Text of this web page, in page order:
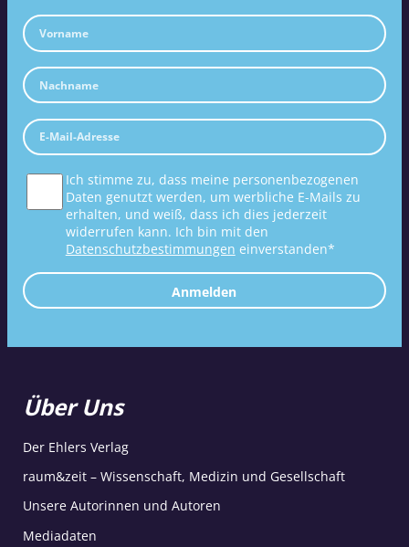
Ich stimme zu, dass meine personenbezogenen
Daten genutzt werden, um werbliche E-Mails zu
erhalten, und weiß, dass ich dies jederzeit
widerrufen kann. Ich bin mit den
Datenschutzbestimmungen einverstanden*
Anmelden
Über Uns
Der Ehlers Verlag
raum&zeit – Wissenschaft, Medizin und Gesellschaft
Unsere Autorinnen und Autoren
Mediadaten